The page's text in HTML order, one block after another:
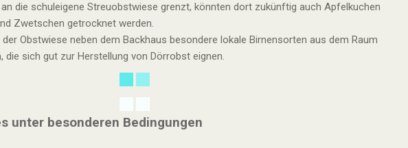
die schuleigene Streuobstwiese grenzt, könnten dort zukünftig auch Apfelkuchen
Zwetschen getrocknet werden.
Obstwiese neben dem Backhaus besondere lokale Birnensorten aus dem Raum
die sich gut zur Herstellung von Dörrobst eignen.
unter besonderen Bedingungen